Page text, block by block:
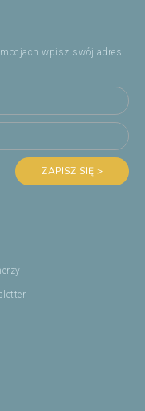
wpisz swój adres
ZAPISZ SIĘ >